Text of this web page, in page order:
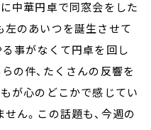
中華円卓で同窓会をした
左のあいつを誕生させて
事がなくて円卓を回し
の件、たくさんの反響を
が心のどこかで感じてい
ん。この話題も、今週の